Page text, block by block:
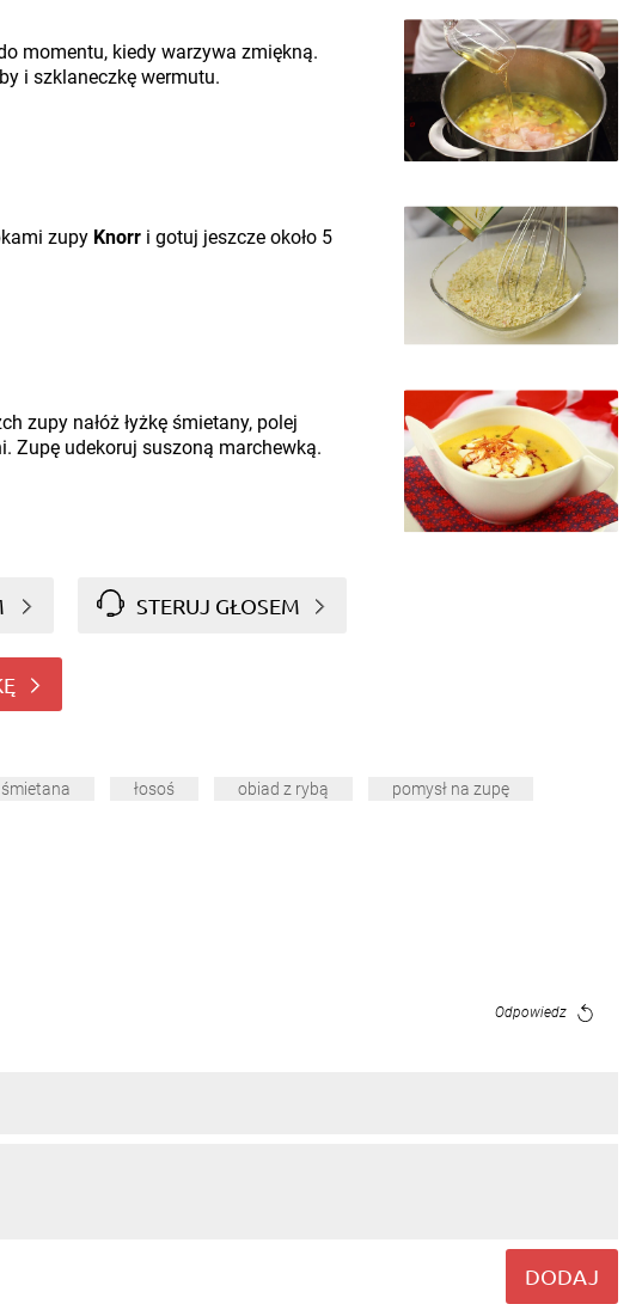
momentu, kiedy warzywa zmiękną.
i szklaneczkę wermutu.
zupy Knorri gotuj jeszcze około 5
zupy nałóż łyżkę śmietany, polej
Zupę udekoruj suszoną marchewką.
STERUJ GŁOSEM
śmietana łosoś obiad z rybą pomysł na zupę
Odpowiedz
DODAJ